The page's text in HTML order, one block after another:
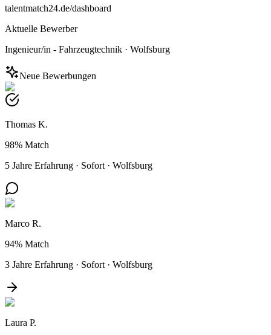
talentmatch24.de/dashboard
Aktuelle Bewerber
Ingenieur/in - Fahrzeugtechnik · Wolfsburg
Neue Bewerbungen
Thomas K.
98% Match
5 Jahre Erfahrung · Sofort · Wolfsburg
Marco R.
94% Match
3 Jahre Erfahrung · Sofort · Wolfsburg
Laura P.